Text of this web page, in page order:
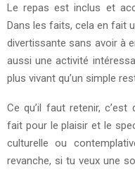
Le repas est inclus et
Dans les faits, cela en fait
divertissante sans avoir à
aussi une activité
plus vivant qu’un simple
Ce qu’il faut retenir,
fait pour le plaisir et le
culturelle ou
revanche, si tu veux une